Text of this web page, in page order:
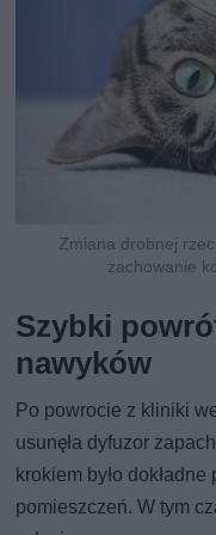
Zmiana drobnej
zachowanie
Szybki
nawyków
Po powrocie z kliniki
usunęła dyfuzor
krokiem było
pomieszczeń. W tym